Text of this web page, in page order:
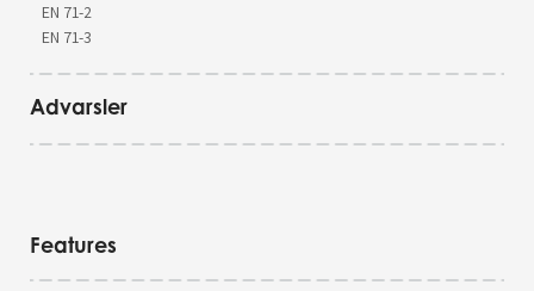
EN 71-2
EN 71-3
Advarsler
Features